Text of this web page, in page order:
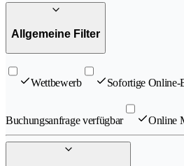
Allgemeine Filter
Wettbewerb Sofortige Online-
Buchungsanfrage verfügbar Online